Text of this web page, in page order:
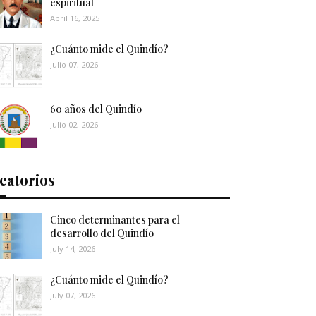
Abril 16, 2025
¿Cuánto mide el Quindío?
Julio 07, 2026
60 años del Quindío
Julio 02, 2026
Cinco determinantes para el
desarrollo del Quindío
July 14, 2026
¿Cuánto mide el Quindío?
July 07, 2026